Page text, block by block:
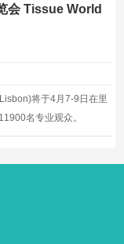
会 Tissue World
将于4月7-9日在里
名专业观众。